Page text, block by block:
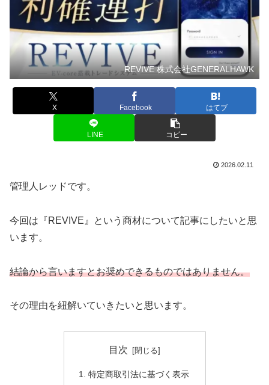
REVIVE 株式会社GENERALHAWK
X Facebook はてブ
LINE コピー
2026.02.11
管理人レッドです。
今回は『REVIVE』という商材について記事にしたいと思
います。
結論から言いますとお奨めできるものではありません。
その理由を紐解いていきたいと思います。
目次
特定商取引法に基づく表示